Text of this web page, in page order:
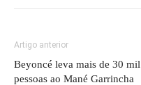
Artigo anterior
Beyoncé leva mais de 30 mil
pessoas ao Mané Garrincha